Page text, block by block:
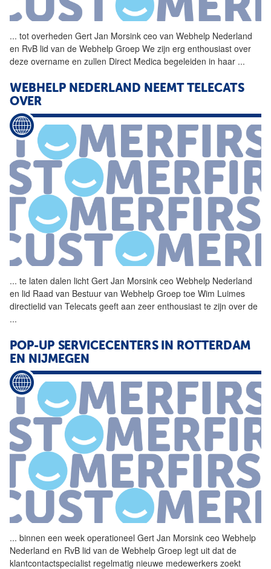
... tot overheden Gert Jan Morsink ceo van Webhelp Nederland
en RvB lid van de Webhelp Groep We zijn erg enthousiast over
deze overname en zullen Direct Medica begeleiden in haar ...
WEBHELP NEDERLAND NEEMT TELECATS
OVER
... te laten dalen licht Gert Jan Morsink ceo Webhelp Nederland
en lid Raad van Bestuur van Webhelp Groep toe Wim Luimes
directielid van Telecats geeft aan zeer enthousiast te zijn over de
...
POP-UP SERVICECENTERS IN ROTTERDAM
EN NIJMEGEN
... binnen een week operationeel Gert Jan Morsink ceo Webhelp
Nederland en RvB lid van de Webhelp Groep legt uit dat de
klantcontactspecialist regelmatig nieuwe medewerkers zoekt